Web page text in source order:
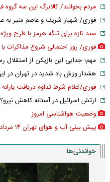
مردم بخوانند/ کالابرگ این سه گروه
فوری/ شهباز شریف و عاصم منیر به
سند تازه برای تنگه هرمز با طرح
فوری/ روز احتمالی شروع مذاکرات
مهم؛ جدایی این بازیکن از
هشدار وزش باد شدید در تهران در
فوری/اعلام شرط تداوم دریافت
ارتش اسرائیل در آستانه کاهش نیرو؟
وضعیت هواشناسی امروز
پیش بینی آب و هوای تهران ۱۴ مرداد
خواندنی‌ها